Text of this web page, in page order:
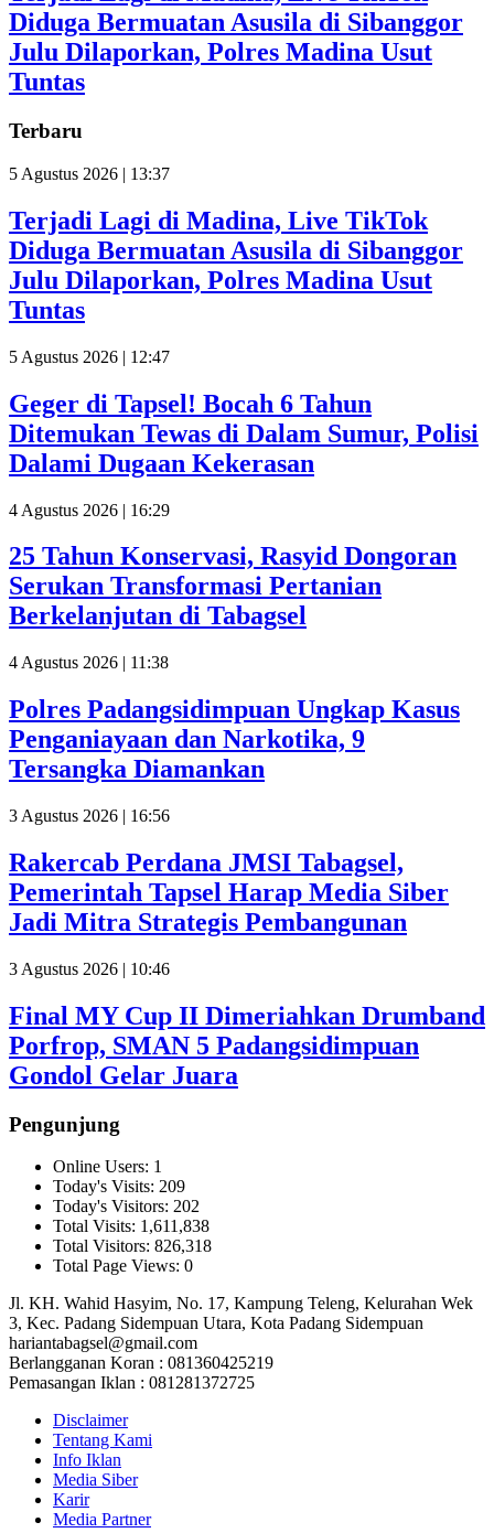
Diduga Bermuatan Asusila di Sibanggor
Julu Dilaporkan, Polres Madina Usut
Tuntas
Terbaru
5 Agustus 2026 | 13:37
Terjadi Lagi di Madina, Live TikTok
Diduga Bermuatan Asusila di Sibanggor
Julu Dilaporkan, Polres Madina Usut
Tuntas
5 Agustus 2026 | 12:47
Geger di Tapsel! Bocah 6 Tahun
Ditemukan Tewas di Dalam Sumur, Polisi
Dalami Dugaan Kekerasan
4 Agustus 2026 | 16:29
25 Tahun Konservasi, Rasyid Dongoran
Serukan Transformasi Pertanian
Berkelanjutan di Tabagsel
4 Agustus 2026 | 11:38
Polres Padangsidimpuan Ungkap Kasus
Penganiayaan dan Narkotika, 9
Tersangka Diamankan
3 Agustus 2026 | 16:56
Rakercab Perdana JMSI Tabagsel,
Pemerintah Tapsel Harap Media Siber
Jadi Mitra Strategis Pembangunan
3 Agustus 2026 | 10:46
Final MY Cup II Dimeriahkan Drumband
Porfrop, SMAN 5 Padangsidimpuan
Gondol Gelar Juara
Pengunjung
Online Users: 1
Today's Visits: 209
Today's Visitors: 202
Total Visits: 1,611,838
Total Visitors: 826,318
Total Page Views: 0
Jl. KH. Wahid Hasyim, No. 17, Kampung Teleng, Kelurahan Wek
3, Kec. Padang Sidempuan Utara, Kota Padang Sidempuan
hariantabagsel@gmail.com
Berlangganan Koran : 081360425219
Pemasangan Iklan : 081281372725
Disclaimer
Tentang Kami
Info Iklan
Media Siber
Karir
Media Partner